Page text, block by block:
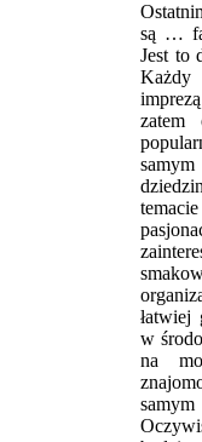
są …
Jest to
Każdy
zatem
w
na